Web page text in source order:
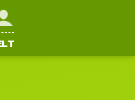
FFH